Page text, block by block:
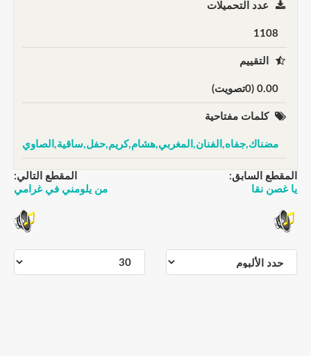
عدد التحميلات
1108
التقييم
0.00 (0تصويت)
كلمات مفتاحية
مضناك,جفاه,الفنان,المغربي,هشام,كريم,حفل,ساقية,الصاوي
المقطع السابق:
يا غصن نقا
المقطع التالي:
من يلومني في غرامي